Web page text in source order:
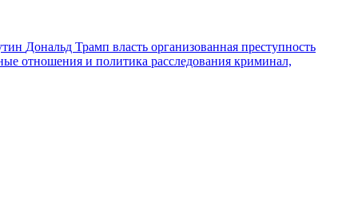
Дональд Трамп власть организованная преступность
отношения и политика расследования криминал,